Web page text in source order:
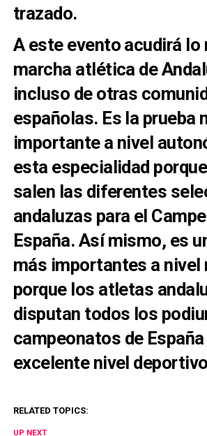
trazado.
A este evento acudirá lo
marcha atlética de
incluso de otras
españolas. Es la prueba
importante a nivel
esta especialidad
salen las diferentes
andaluzas para el
España. Así mismo, es
más importantes a nivel
porque los atletas
disputan todos los
campeonatos de
excelente nivel
RELATED TOPICS:
UP NEXT